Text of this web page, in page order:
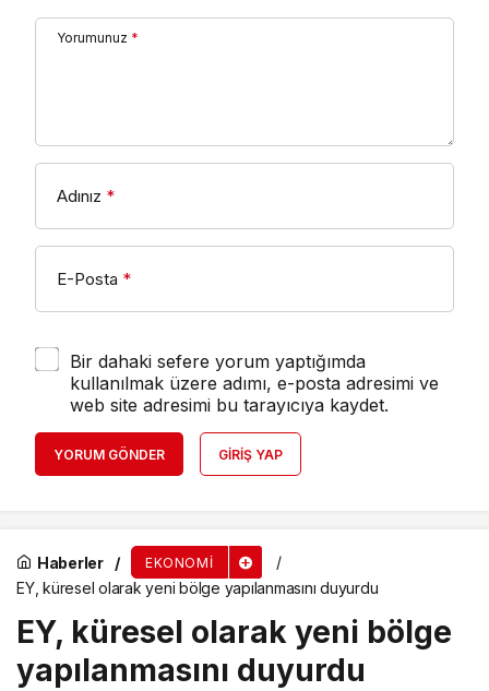
Yorumunuz *
Adınız *
E-Posta *
Bir dahaki sefere yorum yaptığımda
kullanılmak üzere adımı, e-posta adresimi ve
web site adresimi bu tarayıcıya kaydet.
YORUM GÖNDER GIRIŞ YAP
Haberler EKONOMI
EY, küresel olarak yeni bölge yapılanmasını duyurdu
EY, küresel olarak yeni bölge
yapılanmasını duyurdu